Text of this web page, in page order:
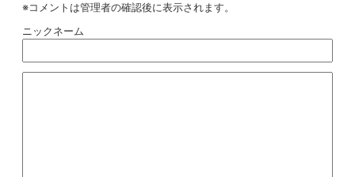
※コメントは管理者の確認後に表示されます。
ニックネーム